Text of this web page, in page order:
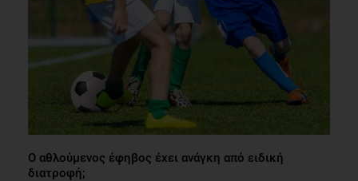
Ο αθλούμενος έφηβος έχει ανάγκη από ειδική
διατροφή;